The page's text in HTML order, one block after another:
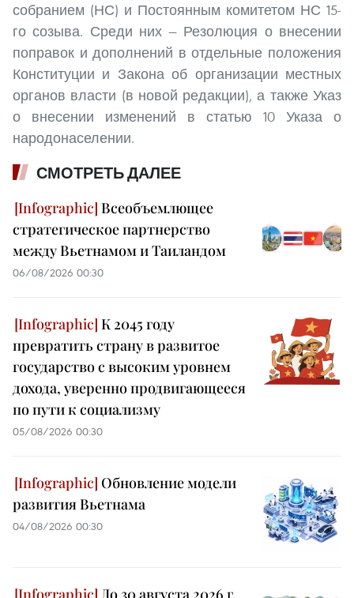
собранием (НС) и Постоянным комитетом НС 15-
го созыва. Среди них — Резолюция о внесении
поправок и дополнений в отдельные положения
Конституции и Закона об организации местных
органов власти (в новой редакции), а также Указ
о внесении изменений в статью 10 Указа о
народонаселении.
СМОТРЕТЬ ДАЛЕЕ
Всеобъемлющее
стратегическое партнерство
между Вьетнамом и Таиландом
06/08/2026 00:30
К 2045 году
превратить страну в развитое
государство с высоким уровнем
дохода, уверенно продвигающееся
по пути к социализму
05/08/2026 00:30
Обновление модели
развития Вьетнама
04/08/2026 00:30